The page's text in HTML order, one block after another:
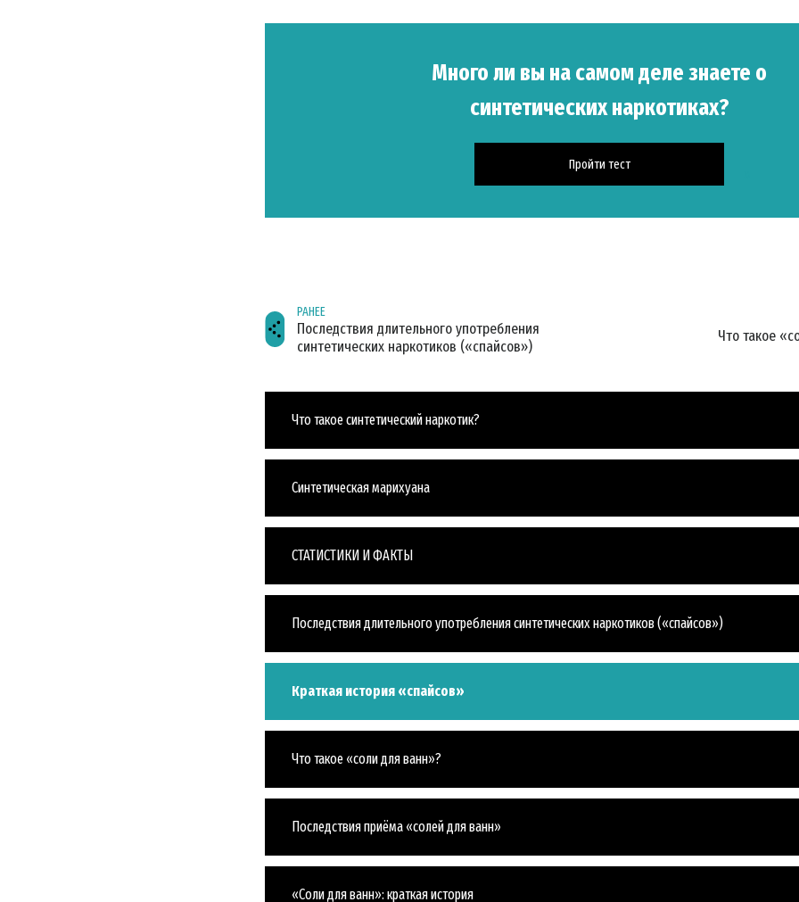
Много ли вы на самом деле знаете о
синтетических наркотиках?
Пройти тест
РАНЕЕ
Последствия длительного употребления
синтетических наркотиков («спайсов»)
Что такое
Что такое синтетический наркотик?
Cинтетическая марихуана
СТАТИСТИКИ И ФАКТЫ
Последствия длительного употребления синтетических наркотиков («спайсов»)
Краткая история «спайсов»
Что такое «соли для ванн»?
Последствия приёма «солей для ванн»
«Соли для ванн»: краткая история
Подпишитесь на новости кампании «Правда о наркотиках» и получайте
последние новости на вашу электронную почту.